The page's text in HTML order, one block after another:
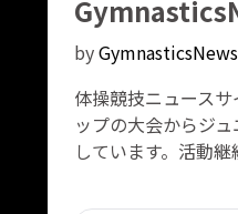
音楽
ト
ゲーム・サー
書籍・雑誌出
byGymnasticsNews
体操競技ニュース
ップの大会からジ
しています。活動